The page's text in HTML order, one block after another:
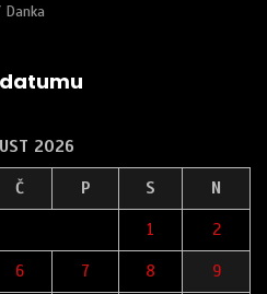
Danka
2026
Č P S N
1 2
6 7 8 9